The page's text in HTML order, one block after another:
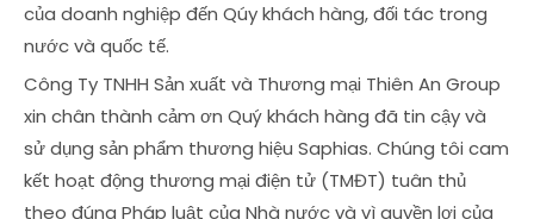
của doanh nghiệp đến Qúy khách hàng, đối tác trong
nước và quốc tế.
Công Ty TNHH Sản xuất và Thương mại Thiên An Group
xin chân thành cảm ơn Quý khách hàng đã tin cậy và
sử dụng sản phẩm thương hiệu Saphias. Chúng tôi cam
kết hoạt động thương mại điện tử (TMĐT) tuân thủ
theo đúng Pháp luật của Nhà nước và vì quyền lợi của